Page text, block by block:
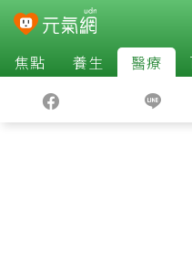
焦點 養生 醫療